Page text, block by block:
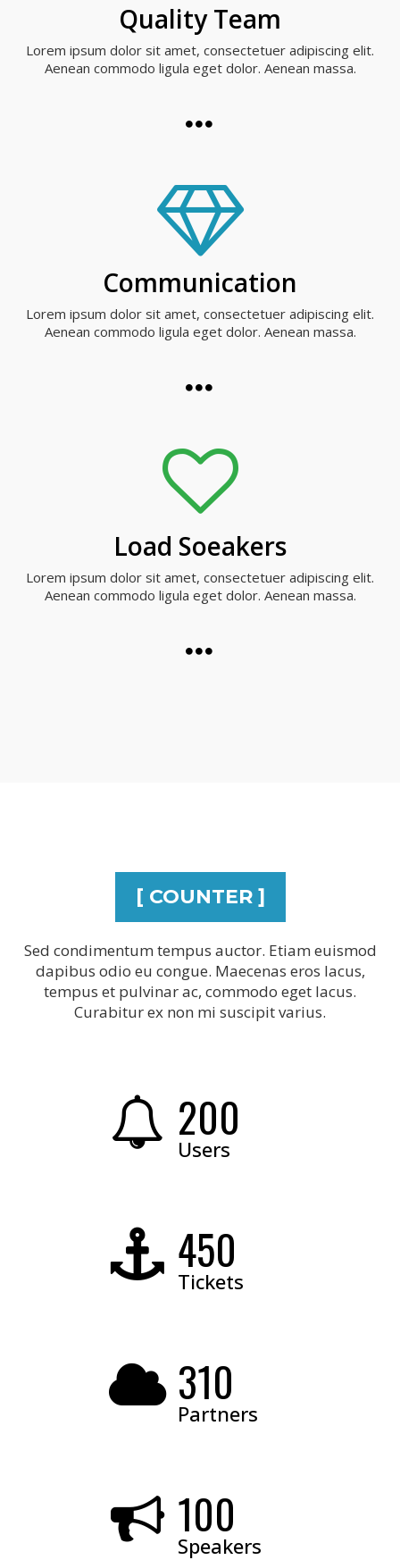
Quality Team
Lorem ipsum dolor sit amet, consectetuer adipiscing elit.
Aenean commodo ligula eget dolor. Aenean massa.
Communication
Lorem ipsum dolor sit amet, consectetuer adipiscing elit.
Aenean commodo ligula eget dolor. Aenean massa.
Load Soeakers
Lorem ipsum dolor sit amet, consectetuer adipiscing elit.
Aenean commodo ligula eget dolor. Aenean massa.
[ COUNTER ]
Sed condimentum tempus auctor. Etiam euismod
dapibus odio eu congue. Maecenas eros lacus,
tempus et pulvinar ac, commodo eget lacus.
Curabitur ex non mi suscipit varius.
200
Users
450
Tickets
310
Partners
100
Speakers